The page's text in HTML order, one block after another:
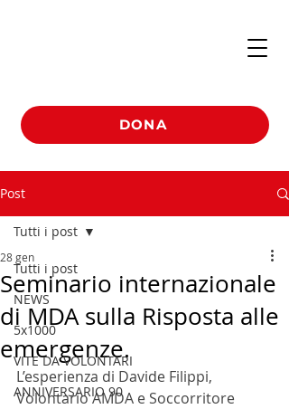
DONA
Post
Tutti i post
NEWS
5x1000
VITE DA VOLONTARI
ANNIVERSARIO 90
Tutti i post
Seminario internazionale
di MDA sulla Risposta alle
emergenze.
28 gen
L’esperienza di Davide Filippi,
Volontario AMDA e Soccorritore